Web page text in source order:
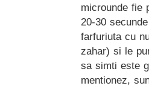
microunde fie
20-30
farfuriuta cu
zahar) si le
sa simti este
mentionez,